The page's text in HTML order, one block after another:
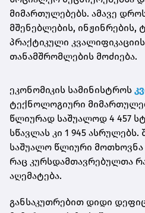
მიმართულებებს. ამავე
მშენებლების, ინჟინრების,
პრაქტიკული
თანამშრომლების მოძიება.
ეკონომიკის სამინისტროს
ტექნოლოგიური
წლიურად საშუალოდ 4 457
სწავლას კი 1 945 ასრულებს.
საშუალო წლიური მოთხოვნა
რაც კურსდამთავრებულთა
აღემატება.
განსაკუთრებით დიდი